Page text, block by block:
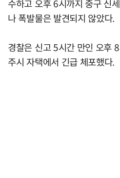
수하고 오후 6시까지 중구 신
나 폭발물은 발견되지 않았다.
경찰은 신고 5시간 만인 오후
주시 자택에서 긴급 체포했다.